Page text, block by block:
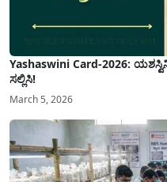
Yashaswini Card-2026:
ಸಲ್ಲಿಸಿ!
March 5, 2026